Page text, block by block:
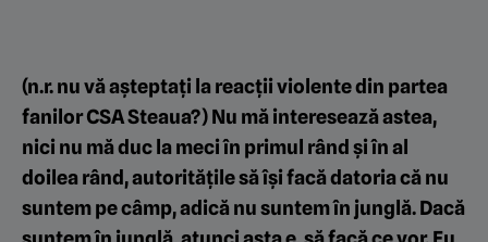
(n.r. nu vă așteptați la reacții violente din partea
fanilor CSA Steaua?) Nu mă interesează astea,
nici nu mă duc la meci în primul rând și în al
doilea rând, autoritățile să își facă datoria că nu
suntem pe câmp, adică nu suntem în junglă. Dacă